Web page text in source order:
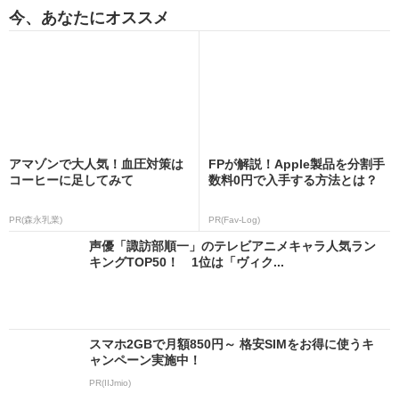
今、あなたにオススメ
アマゾンで大人気！血圧対策は
コーヒーに足してみて
PR(森永乳業)
FPが解説！Apple製品を分割手
数料0円で入手する方法とは？
PR(Fav-Log)
声優「諏訪部順一」のテレビアニメキャラ人気ラン
キングTOP50！ 1位は「ヴィク...
スマホ2GBで月額850円～ 格安SIMをお得に使うキ
ャンペーン実施中！
PR(IIJmio)